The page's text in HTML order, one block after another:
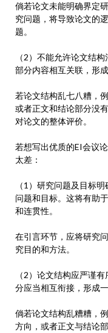
倘若论文未能明确界定
究问题，将导致论文的
题。
（2）不能允许论文结
部分内容相互关联，形
若论文结构乱七八糟，
或者正文和结论部分没
对论文的整体评价。
若想写出优质的EI会议
太差：
（1）研究问题及目标
问题和目标。这将有助
和连贯性。
在引言环节，应将研究
究目的和方法。
（2）论文结构应严谨
分应当相互衔接，形成
倘若论文结构乱糟糟，
方向，或者正文与结论